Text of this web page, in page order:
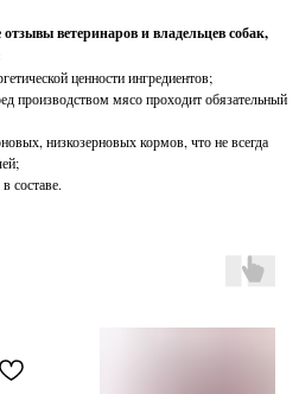
ветеринаров и владельцев собак,
ценности ингредиентов;
производством мясо проходит обязательный
низкозерновых кормов, что не всегда
составе.